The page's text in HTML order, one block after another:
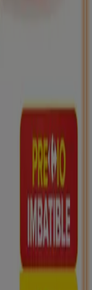
locales